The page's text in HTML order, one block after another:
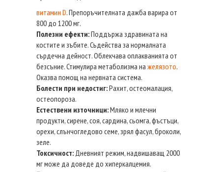
витамин D. Препоръчителната дажба варира от
800 до 1200 мг.
Полезни ефекти:Поддържа здравината на
костите и зъбите. Съдейства за нормалната
сърдечна дейност. Облекчава оплакванията от
безсъние. Стимулира метаболизма на желязото.
Оказва помощ на нервната система.
Болести при недостиг:Рахит, остеомалация,
остеопороза.
Естествени източници:Мляко и млечни
продукти, сирене, соя, сардина, сьомга, фъстъци,
орехи, слънчогледово семе, зрял фасул, броколи,
зеле.
Токсичност: Дневният режим, надвишаващ 2000
мг може да доведе до хиперкалцемия.